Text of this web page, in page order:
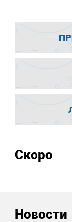
Скоро
Новости